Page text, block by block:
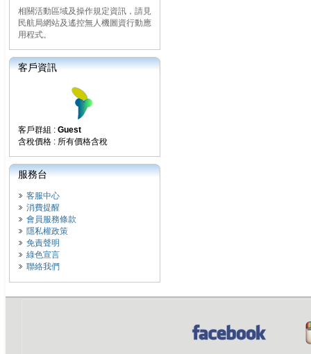
相關活動區域及操作規定資訊，請見
民航局網站及遙控無人機圖資行動應
用程式。
客戶資訊
客戶群組 : Guest
含稅價格 : 所有價格含稅
服務台
客服中心
消費提醒
會員服務條款
隱私權政策
免責聲明
綠色宣言
聯絡我們